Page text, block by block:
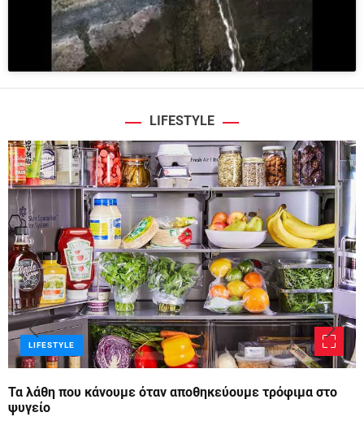
LIFESTYLE
LIFESTYLE
Τα λάθη που κάνουμε όταν αποθηκεύουμε τρόφιμα στο
ψυγείο